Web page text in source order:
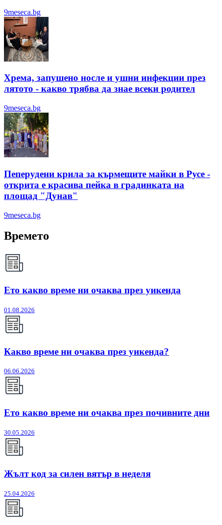
9meseca.bg
Хрема, запушено носле и ушни инфекции през
лятотo - какво трябва да знае всеки родител
9meseca.bg
Пеперудени крила за кърмещите майки в Русе -
открита е красива пейка в градинката на
площад "Дунав"
9meseca.bg
Времето
Ето какво време ни очаква през уикенда
01.08.2026
Какво време ни очаква през уикенда?
06.06.2026
Ето какво време ни очаква през почивните дни
30.05.2026
Жълт код за силен вятър в неделя
25.04.2026